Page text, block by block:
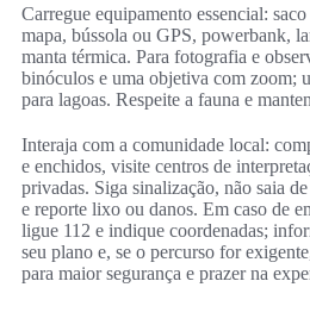
Carregue equipamento essencial:
mapa, bússola ou GPS, powerbank,
manta térmica. Para fotografia e
binóculos e uma objetiva com zoom;
para lagoas. Respeite a fauna e
Interaja com a comunidade local:
e enchidos, visite centros de
privadas. Siga sinalização, não saia
e reporte lixo ou danos. Em caso de
ligue 112 e indique coordenadas;
seu plano e, se o percurso for
para maior segurança e prazer na